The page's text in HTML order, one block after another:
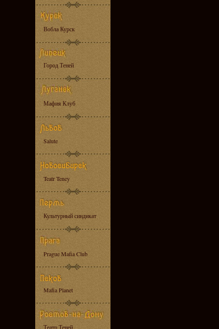
Вобла Курск
Город Теней
Мафия Клуб
Salute
Teatr Teney
Культурный синдикат
Prague Mafia Club
Mafia Planet
Театр Теней